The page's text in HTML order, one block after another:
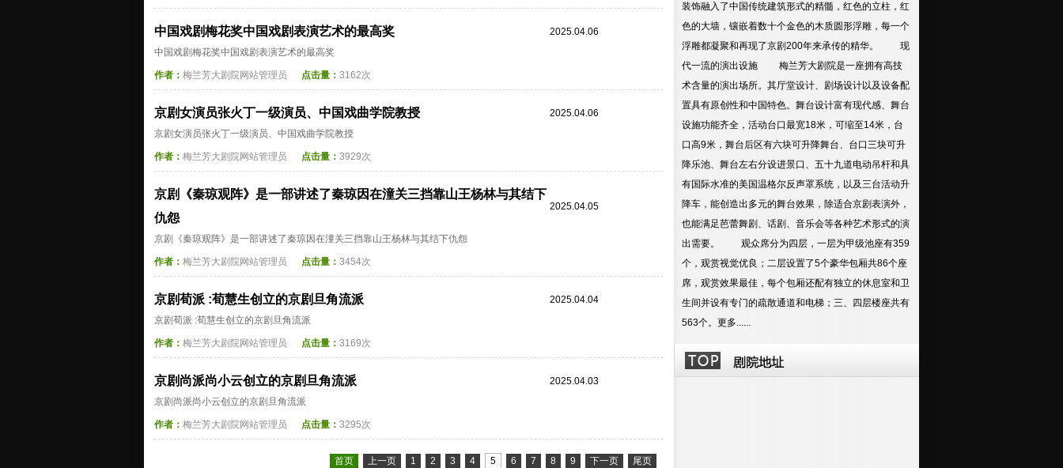
中国戏剧梅花奖中国戏剧表演艺术的最高奖
2025.04.06
中国戏剧梅花奖中国戏剧表演艺术的最高奖
作者： 梅兰芳大剧院网站管理员 点击量： 3162次
京剧女演员张火丁一级演员、中国戏曲学院教授
2025.04.06
京剧女演员张火丁一级演员、中国戏曲学院教授
作者： 梅兰芳大剧院网站管理员 点击量： 3929次
京剧《秦琼观阵》‌是一部讲述了秦琼因在潼关三挡靠山王杨林与其结下
仇怨
2025.04.05
京剧《秦琼观阵》‌是一部讲述了秦琼因在潼关三挡靠山王杨林与其结下仇怨
作者： 梅兰芳大剧院网站管理员 点击量： 3454次
京剧荀派 :荀慧生创立的京剧旦角流派
2025.04.04
京剧荀派 :荀慧生创立的京剧旦角流派
作者： 梅兰芳大剧院网站管理员 点击量： 3169次
京剧尚派尚小云创立的京剧旦角流派
2025.04.03
京剧尚派尚小云创立的京剧旦角流派
作者： 梅兰芳大剧院网站管理员 点击量： 3295次
首页 上一页 1 2 3 4 5 6 7 8 9 下一页 尾页
装饰融入了中国传统建筑形式的精髓，红色的立柱，红
色的大墙，镶嵌着数十个金色的木质圆形浮雕，每一个
浮雕都凝聚和再现了京剧200年来承传的精华。 现
代一流的演出设施 梅兰芳大剧院是一座拥有高技
术含量的演出场所。其厅堂设计、剧场设计以及设备配
置具有原创性和中国特色。舞台设计富有现代感、舞台
设施功能齐全，活动台口最宽18米，可缩至14米，台
口高9米，舞台后区有六块可升降舞台、台口三块可升
降乐池、舞台左右分设进景口、五十九道电动吊杆和具
有国际水准的美国温格尔反声罩系统，以及三台活动升
降车，能创造出多元的舞台效果，除适合京剧表演外，
也能满足芭蕾舞剧、话剧、音乐会等各种艺术形式的演
出需要。 观众席分为四层，一层为甲级池座有359
个，观赏视觉优良；二层设置了5个豪华包厢共86个座
席，观赏效果最佳，每个包厢还配有独立的休息室和卫
生间并设有专门的疏散通道和电梯；三、四层楼座共有
563个。 更多......